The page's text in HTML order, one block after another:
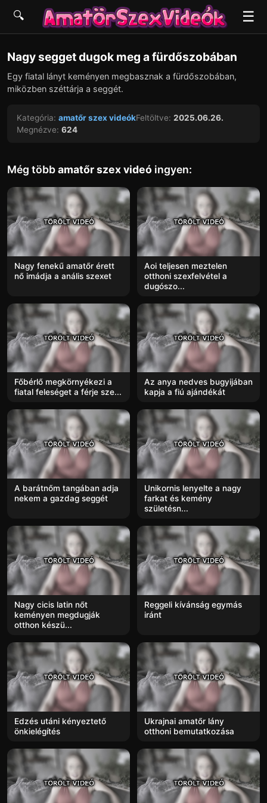
☰
🔍
▶
Nagy segget dugok meg a fürdőszobában
Egy fiatal lányt keményen megbasznak a fürdőszobában,
miközben széttárja a seggét.
Kategória: amatőr szex videókFeltöltve: 2025.06.26.
Megnézve: 624
Még többamatőr szex videó ingyen:
Nagy fenekű amatőr érett
nő imádja a anális szexet
Aoi teljesen meztelen
otthoni szexfelvétel a
dugószo...
Főbérlő megkörnyékezi a
fiatal feleséget a férje sze...
Az anya nedves bugyijában
kapja a fiú ajándékát
A barátnőm tangában adja
nekem a gazdag seggét
Unikornis lenyelte a nagy
farkat és kemény
születésn...
Nagy cicis latin nőt
keményen megdugják
otthon készü...
Reggeli kívánság egymás
iránt
Edzés utáni kényeztető
önkielégítés
Ukrajnai amatőr lány
otthoni bemutatkozása